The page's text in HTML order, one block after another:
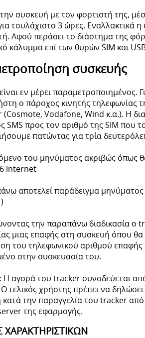
συσκευή με τον φορτιστή της,
τουλάχιστο 3 ώρες. Εναλλακτικά
Αφού περάσει το διάστημα της
κάλυμμα επί των θυρών SIM και
συσκευής
εν μέρει παραμετροποιημένος.
ο πάροχος κινητής τηλεφωνίας
(Cosmote, Vodafone, Wind κ.α.). Η
SMS προς τον αριθμό της SIM που
πατώντας για τρία
του μηνύματος ακριβώς όπως
internet
αποτελεί παράδειγμα
την παραπάνω διαδικασία ο
μιας επαφής στη συσκευή όπου
του τηλεφωνικού αριθμού επαφής
στην συσκευασία του.
Η αγορά του tracker συνοδεύεται
τελικός χρήστης πρέπει να
την παραγγελία του tracker
της εφαρμογής.
ΧΑΡΑΚΤΗΡΙΣΤΙΚΩΝ